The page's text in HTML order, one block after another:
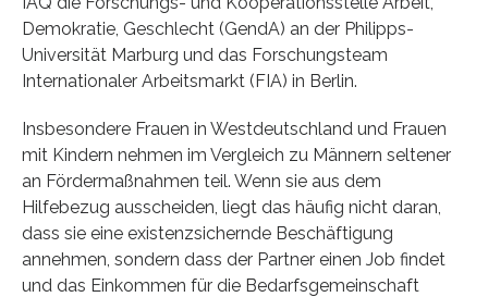
Demokratie, Geschlecht (GendA) an der Philipps-
Universität Marburg und das Forschungsteam
Internationaler Arbeitsmarkt (FIA) in Berlin.
Insbesondere Frauen in Westdeutschland und Frauen
mit Kindern nehmen im Vergleich zu Männern seltener
an Fördermaßnahmen teil. Wenn sie aus dem
Hilfebezug ausscheiden, liegt das häufig nicht daran,
dass sie eine existenzsichernde Beschäftigung
annehmen, sondern dass der Partner einen Job findet
und das Einkommen für die Bedarfsgemeinschaft